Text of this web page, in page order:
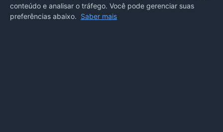
Webmail
conteúdo e analisar o tráfego. Você pode gerenciar suas
preferências abaixo. Saber mais